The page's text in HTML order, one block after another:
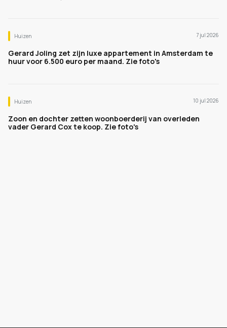
Huizen 7 jul 2026
Gerard Joling zet zijn luxe appartement in Amsterdam te
huur voor 6.500 euro per maand. Zie foto's
Huizen 10 jul 2026
Zoon en dochter zetten woonboerderij van overleden
vader Gerard Cox te koop. Zie foto's